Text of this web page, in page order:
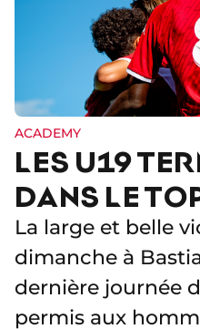
ACADEMY
LES U19
DANS LE
La large et belle
dimanche à
dernière journée
permis aux